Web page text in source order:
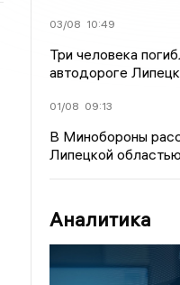
03/08 10:49
Три человека
автодороге
01/08 09:13
В Минобороны
Липецкой
Аналитика